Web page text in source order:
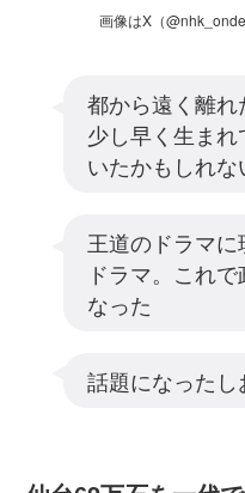
画像はX（
都から遠く離れ
少し早く生ま
いたかもしれな
王道のドラマ
ドラマ。これ
なった
話題になった